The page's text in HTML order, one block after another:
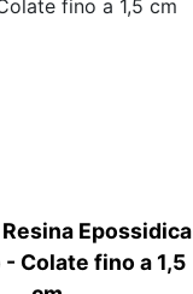
Epossidica
Colate fino a 1,5